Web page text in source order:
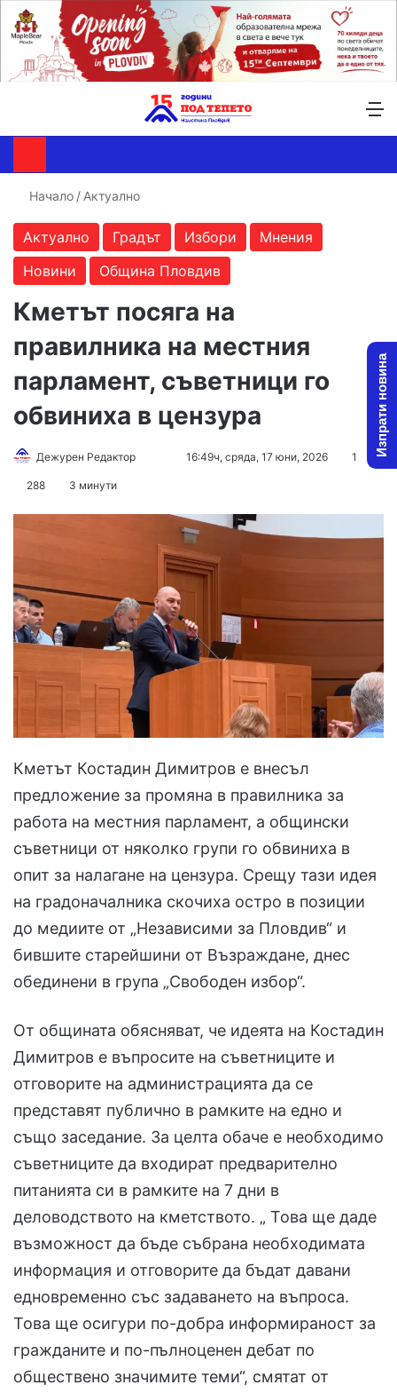
Начало / Актуално
Актуално Градът Избори
Мнения
Новини
Община Пловдив
Кметът посяга на
правилника на местния
парламент, съветници го
обвиниха в цензура
Дежурен Редактор
Send16:49ч, сряда, 17 юни, 2026 1
288 3 минути
Кметът Костадин Димитров е внесъл
предложение за промяна в правилника за
работа на местния парламент, а общински
съветници от няколко групи го обвиниха в
опит за налагане на цензура. Срещу тази идея
на градоначалника скочиха остро в позиции
до медиите от „Независими за Пловдив“ и
бившите старейшини от Възраждане, днес
обединени в група „Свободен избор“.
От общината обясняват, че идеята на Костадин
Димитров е въпросите на съветниците и
отговорите на администрацията да се
представят публично в рамките на едно и
също заседание. За целта обаче е необходимо
съветниците да входират предварително
питанията си в рамките на 7 дни в
деловодството на кметството. „ Това ще даде
възможност да бъде събрана необходимата
информация и отговорите да бъдат давани
едновременно със задаването на въпроса.
Това ще осигури по-добра информираност за
гражданите и по-пълноценен дебат по
обществено значимите теми“, смятат от
Изпрати новина